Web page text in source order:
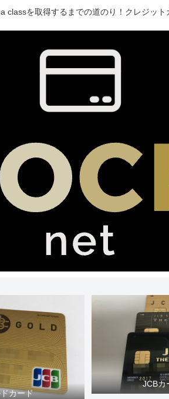
classを取得するまでの道のり！クレジット
カード
JCBカ